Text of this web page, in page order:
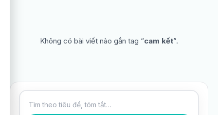
Không có bài viết nào gắn tag “cam kết”.